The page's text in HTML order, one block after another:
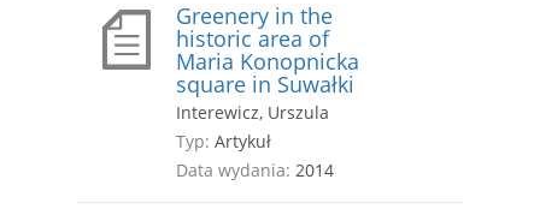
Greenery in the
historic area of
Maria Konopnicka
square in Suwałki
Interewicz, Urszula
Typ: Artykuł
Data wydania: 2014